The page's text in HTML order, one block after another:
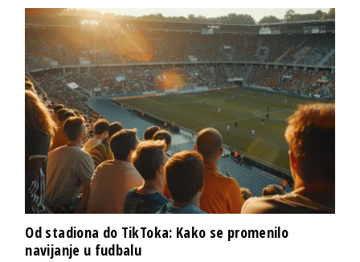
Od stadiona do TikToka: Kako se promenilo
navijanje u fudbalu